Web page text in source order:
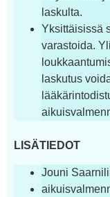
laskulta.
Yksittäisissä
varastoida.
laskutus
LISÄTIEDOT
Jouni